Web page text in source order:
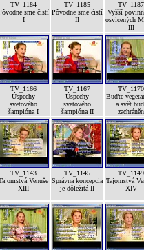
TV_1184
sme čistí
I
TV_1185
Pôvodne sme čistí
II
TV_1187
Vyšší
osvícených
III
TV_1166
Úspechy
svetového
šampióna I
TV_1167
Úspechy
svetového
šampióna II
TV_1170
Buďte
a svět
zachráněn
TV_1143
Venuše
XIII
TV_1145
Správna koncepcia
je dôležitá II
TV_1149
Tajomstvá
XIV